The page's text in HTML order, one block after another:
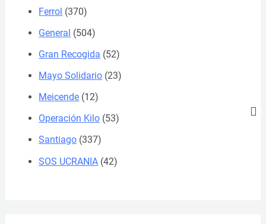
Ferrol (370)
General (504)
Gran Recogida (52)
Mayo Solidario (23)
Meicende (12)
Operación Kilo (53)
Santiago (337)
SOS UCRANIA (42)